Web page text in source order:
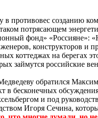
противовес созданию
потрясающем
фонд» «Россияне»:
конструкторов и
коттеджах на берегах
займутся российские
обратился
в бесконечных
и под
Игоря Сечина,